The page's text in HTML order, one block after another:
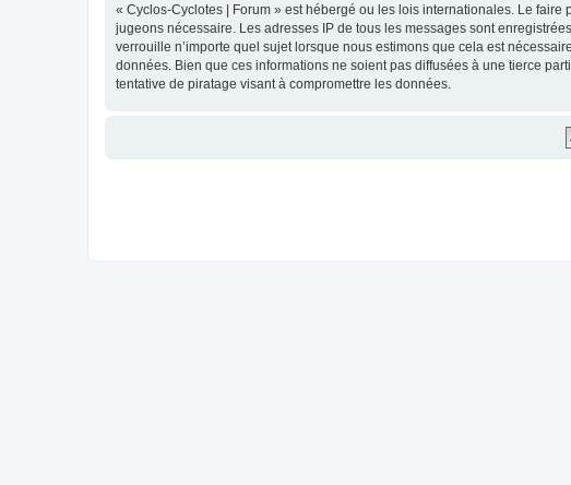
« Cyclos-Cyclotes | Forum » est hébergé ou les lois internationales. Le
jugeons nécessaire. Les adresses IP de tous les messages sont
verrouille n’importe quel sujet lorsque nous estimons que cela est
données. Bien que ces informations ne soient pas diffusées à une tierce
tentative de piratage visant à compromettre les données.